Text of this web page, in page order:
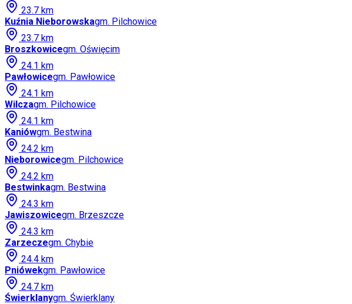
23.7 km
Kuźnia Nieborowskagm. Pilchowice
23.7 km
Broszkowicegm. Oświęcim
24.1 km
Pawłowicegm. Pawłowice
24.1 km
Wilczagm. Pilchowice
24.1 km
Kaniówgm. Bestwina
24.2 km
Nieborowicegm. Pilchowice
24.2 km
Bestwinkagm. Bestwina
24.3 km
Jawiszowicegm. Brzeszcze
24.3 km
Zarzeczegm. Chybie
24.4 km
Pniówekgm. Pawłowice
24.7 km
Świerklanygm. Świerklany